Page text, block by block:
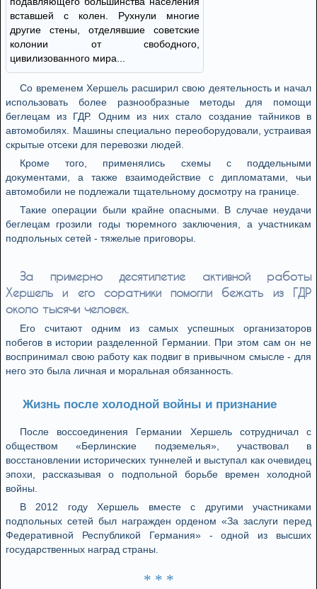
вставшей с колен. Рухнули многие
другие стены, отделявшие советские
колонии от свободного,
цивилизованного мира...
Со временем Хершель расширил свою деятельность и начал
использовать более разнообразные методы для помощи
беглецам из ГДР. Одним из них стало создание тайников в
автомобилях. Машины специально переоборудовали, устраивая
скрытые отсеки для перевозки людей.
Кроме того, применялись схемы с поддельными
документами, а также взаимодействие с дипломатами, чьи
автомобили не подлежали тщательному досмотру на границе.
Такие операции были крайне опасными. В случае неудачи
беглецам грозили годы тюремного заключения, а участникам
подпольных сетей - тяжелые приговоры.
За примерно десятилетие активной работы
Хершель и его соратники помогли бежать из ГДР
около тысячи человек.
Его считают одним из самых успешных организаторов
побегов в истории разделенной Германии. При этом сам он не
воспринимал свою работу как подвиг в привычном смысле - для
него это была личная и моральная обязанность.
Жизнь после холодной войны и признание
После воссоединения Германии Хершель сотрудничал с
обществом «Берлинские подземелья», участвовал в
восстановлении исторических туннелей и выступал как очевидец
эпохи, рассказывая о подпольной борьбе времен холодной
войны.
В 2012 году Хершель вместе с другими участниками
подпольных сетей был награжден орденом «За заслуги перед
Федеративной Республикой Германия» - одной из высших
государственных наград страны.
* * *